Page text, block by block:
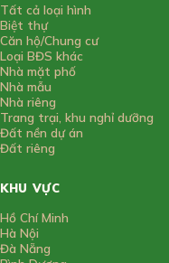
Tất cả loại hình
Biệt thự
Căn hộ/Chung cư
Loại BĐS khác
Nhà mặt phố
Nhà mẫu
Nhà riêng
Trang trại, khu nghỉ dưỡng
Đất nền dự án
Đất riêng
KHU VỰC
Hồ Chí Minh
Hà Nội
Đà Nẵng